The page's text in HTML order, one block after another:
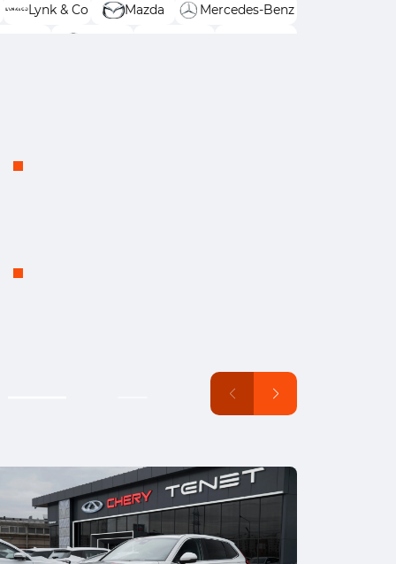
Lynk & Co Mazda
Mercedes-Benz